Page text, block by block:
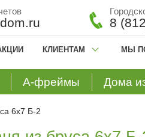
8
КЛИЕНТАМ МЫ
А-фреймы Дома
6х7 Б-2